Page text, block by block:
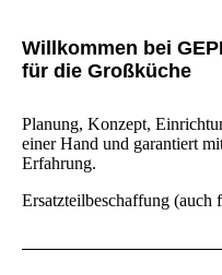
Willkommen bei
für die Großküche
Planung, Konzept,
einer Hand und garantiert
Erfahrung.
Ersatzteilbeschaffung